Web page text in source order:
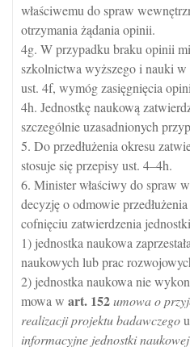
właściwemu do spraw
otrzymania żądania opinii.
4g. W przypadku braku opinii
szkolnictwa wyższego i nauki
ust. 4f, wymóg zasięgnięcia
4h. Jednostkę naukową
szczególnie uzasadnionych
5. Do przedłużenia okresu
stosuje się przepisy ust. 4–4h.
6. Minister właściwy do spraw
decyzję o odmowie
cofnięciu zatwierdzenia
1) jednostka naukowa
naukowych lub prac
2) jednostka naukowa nie
mowa w art. 152umowa o
realizacji projektu badawczego
informacyjne jednostki naukowej